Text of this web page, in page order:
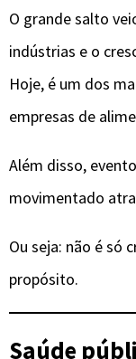
O grande salto
indústrias e o
Hoje, é um dos
empresas de
Além disso,
movimentado
Ou seja: não é só
propósito.
Saúde